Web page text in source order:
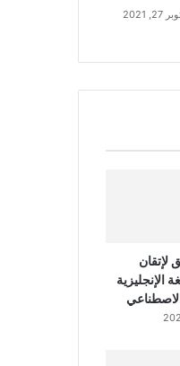
27, 2021
لإتقان
الإنجليزية